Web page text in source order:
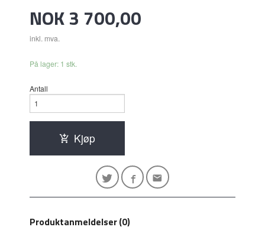
Pris
NOK3 700,00
inkl. mva.
På lager: 1 stk.
Antall
Kjøp
Produktanmeldelser (0)